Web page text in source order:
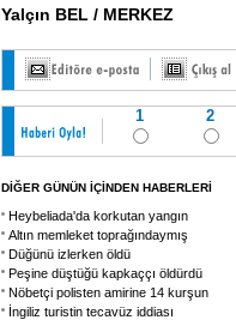
Yalçın BEL / MERKEZ
1 2
DİĞER GÜNÜN İÇİNDEN HABERLERİ
Heybeliada'da korkutan yangın
Altın memleket toprağındaymış
Düğünü izlerken öldü
Peşine düştüğü kapkaççı öldürdü
Nöbetçi polisten amirine 14 kurşun
İngiliz turistin tecavüz iddiası